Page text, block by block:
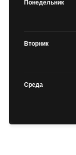
Понедельник
Вторник
Среда